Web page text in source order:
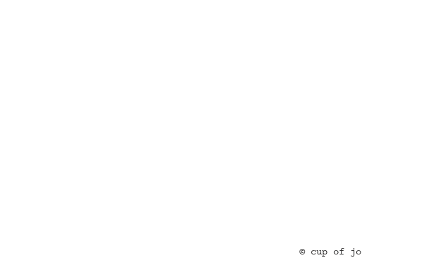
© cup of jo